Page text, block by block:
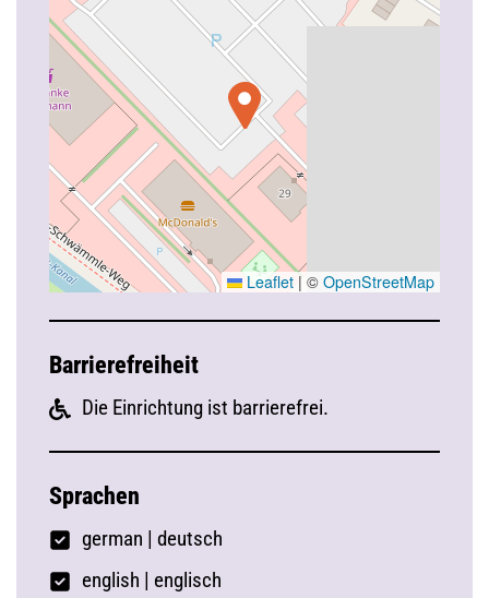
Leaflet | © OpenStreetMap
Barrierefreiheit
Die Einrichtung ist barrierefrei.
Sprachen
german | deutsch
english | englisch